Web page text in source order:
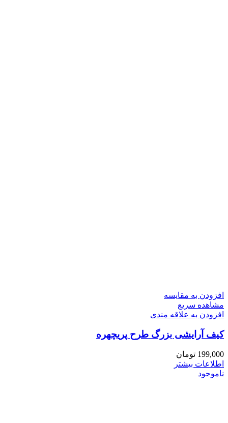
افزودن به مقایسه
مشاهده سریع
افزودن به علاقه مندی
کیف آرایشی بزرگ طرح پریچهره
199,000 تومان
اطلاعات بیشتر
ناموجود